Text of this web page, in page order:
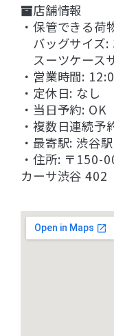
店舗情報
・保管できる荷
バッグサイズ:
スーツケース
・営業時間:
・定休日: なし
・当日予約:
・複数日連続予
・最寄駅: 渋谷
・住所: 〒150-
カーサ渋谷 402